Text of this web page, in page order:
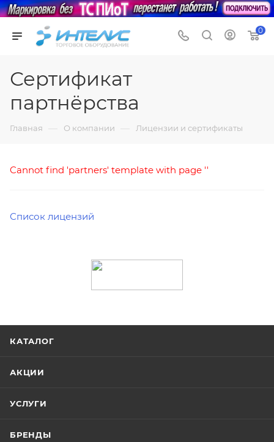
0
Сертификат
партнёрства
Главная — О компании — Лицензии и сертификаты
Cannot find 'partners' template with page ''
Список лицензий
КАТАЛОГ
АКЦИИ
УСЛУГИ
БРЕНДЫ